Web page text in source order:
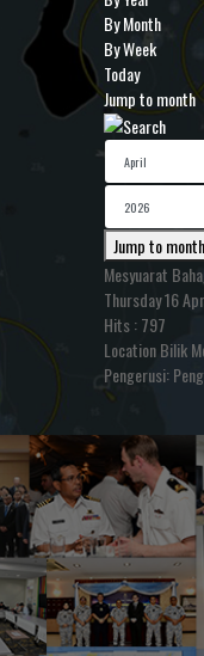
By Month
By Week
Today
Jump to month
Jump to month
Mesyuarat
Thursday 16
Hits: 797
LocationBilik
Pengerusi: